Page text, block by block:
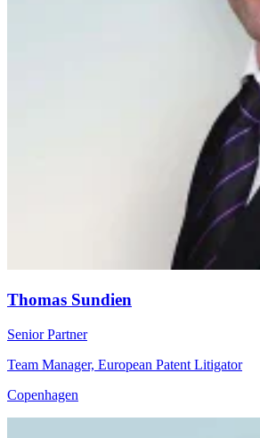
Thomas Sundien
Senior Partner
Team Manager, European Patent Litigator
Copenhagen